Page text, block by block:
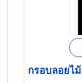
กรอบลอยไ